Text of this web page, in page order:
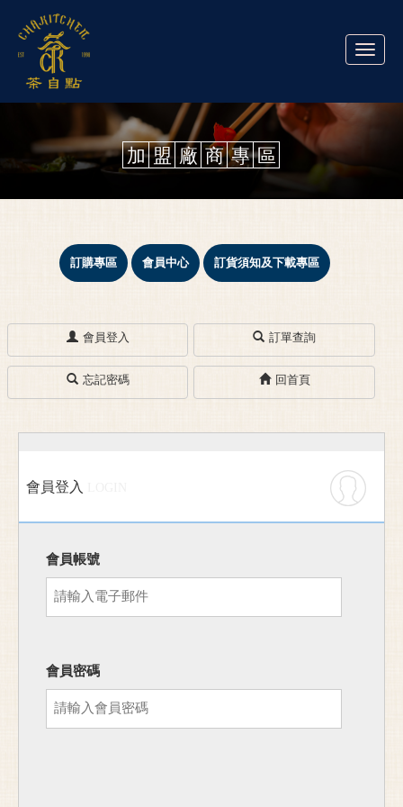
Toggle
加 盟 廠 商 專 區
訂購專區 會員中心 訂貨須知及下載專區
會員登入 訂單查詢
忘記密碼 回首頁
會員登入
會員帳號
會員密碼